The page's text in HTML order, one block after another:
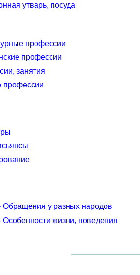
утварь, посуда
профессии
профессии
занятия
профессии
Обращения у разных народов
Особенности жизни, поведения